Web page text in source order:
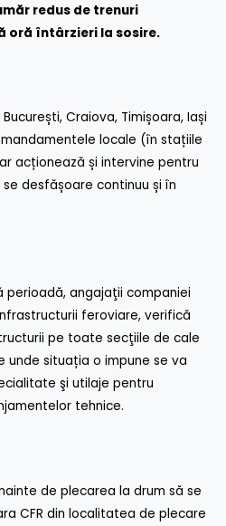
redus de trenuri
oră întârzieri la sosire.
Craiova, Timișoara, Iași
locale (în stațiile
acționează și intervine pentru
desfășoare continuu și în
perioadă, angajaţii companiei
feroviare, verifică
pe toate secţiile de cale
unde situația o impune se va
şi utilaje pentru
tehnice.
de plecarea la drum să se
CFR din localitatea de plecare